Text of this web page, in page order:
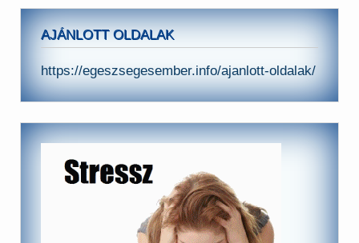
AJÁNLOTT OLDALAK
https://egeszsegesember.info/ajanlott-oldalak/